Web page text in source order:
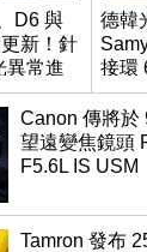
D6 與
新！針
異常進
德韓
接環
變焦
Canon 傳將於
望遠變焦鏡頭
F5.6L IS USM
Tamron 發布